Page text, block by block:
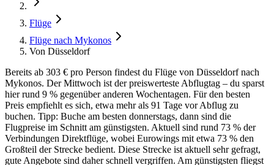
Flüge
Flüge nach Mykonos
Von Düsseldorf
Bereits ab 303 € pro Person findest du Flüge von Düsseldorf nach
Mykonos. Der Mittwoch ist der preiswerteste Abflugtag – du sparst
hier rund 9 % gegenüber anderen Wochentagen. Für den besten
Preis empfiehlt es sich, etwa mehr als 91 Tage vor Abflug zu
buchen. Tipp: Buche am besten donnerstags, dann sind die
Flugpreise im Schnitt am günstigsten. Aktuell sind rund 73 % der
Verbindungen Direktflüge, wobei Eurowings mit etwa 73 % den
Großteil der Strecke bedient. Diese Strecke ist aktuell sehr gefragt,
gute Angebote sind daher schnell vergriffen. Am günstigsten fliegst